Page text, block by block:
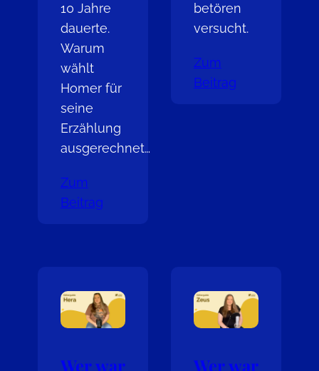
10 Jahre
dauerte.
Warum
wählt
Homer für
seine
Erzählung
ausgerechnet…
Zum
Beitrag
betören
versucht.
Zum
Beitrag
Wer war
Wer war